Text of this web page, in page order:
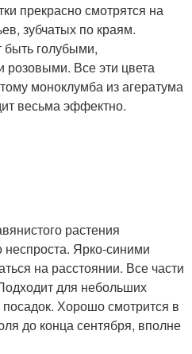
прекрасно смотрятся на
зубчатых по краям.
быть голубыми,
Все эти цвета
моноклумба из агератума
весьма эффектно.
растения
Ярко-синими
на расстоянии. Все части
для небольших
Хорошо смотрится в
до конца сентября, вполне